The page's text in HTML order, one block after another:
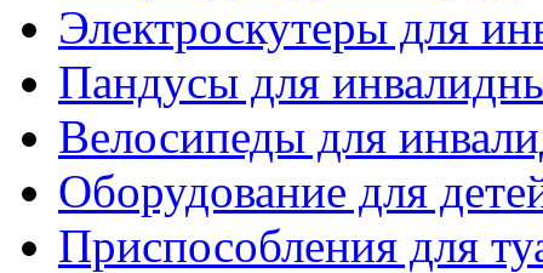
Электроскутеры для
Пандусы для
Велосипеды для
Оборудование для
Приспособления для